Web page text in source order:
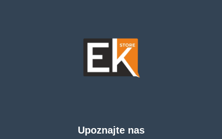
Upoznajte nas